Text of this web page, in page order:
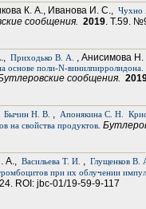
К. А., Иванова И. С., Чухно
сообщения. 2019. Т.59.
Приходько В. А. , Анисимова
основе поли-N-
сообщения.
Бычин Н. В. , Апонякина С. Н.
на свойства продуктов.
А., Васильева Т. И. , Глущенков В.
при их облучении
ROI: jbc-01/19-59-9-117